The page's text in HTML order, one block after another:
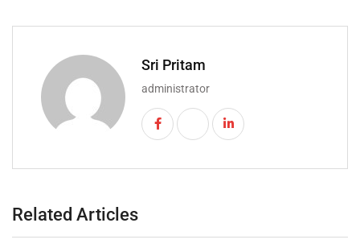
Sri Pritam
administrator
Related Articles